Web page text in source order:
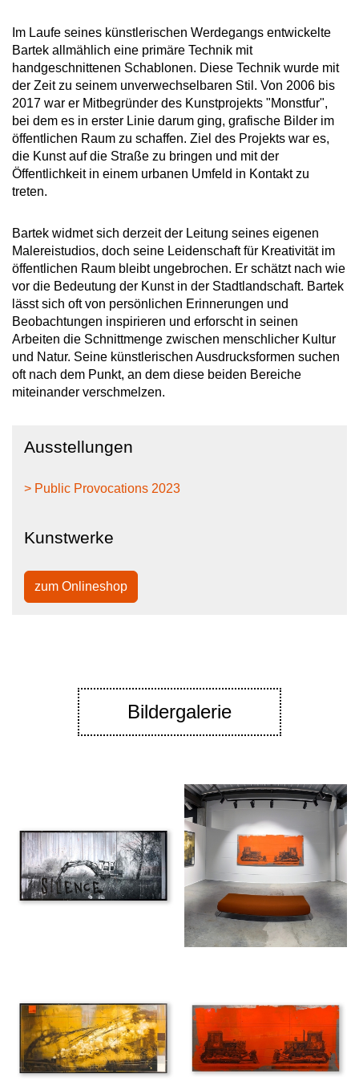
Im Laufe seines künstlerischen Werdegangs entwickelte
Bartek allmählich eine primäre Technik mit
handgeschnittenen Schablonen. Diese Technik wurde mit
der Zeit zu seinem unverwechselbaren Stil. Von 2006 bis
2017 war er Mitbegründer des Kunstprojekts "Monstfur",
bei dem es in erster Linie darum ging, grafische Bilder im
öffentlichen Raum zu schaffen. Ziel des Projekts war es,
die Kunst auf die Straße zu bringen und mit der
Öffentlichkeit in einem urbanen Umfeld in Kontakt zu
treten.
Bartek widmet sich derzeit der Leitung seines eigenen
Malereistudios, doch seine Leidenschaft für Kreativität im
öffentlichen Raum bleibt ungebrochen. Er schätzt nach wie
vor die Bedeutung der Kunst in der Stadtlandschaft. Bartek
lässt sich oft von persönlichen Erinnerungen und
Beobachtungen inspirieren und erforscht in seinen
Arbeiten die Schnittmenge zwischen menschlicher Kultur
und Natur. Seine künstlerischen Ausdrucksformen suchen
oft nach dem Punkt, an dem diese beiden Bereiche
miteinander verschmelzen.
Ausstellungen
> Public Provocations 2023
Kunstwerke
zum Onlineshop
Bildergalerie